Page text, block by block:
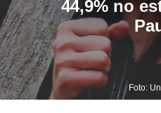
44,9% no
Foto: